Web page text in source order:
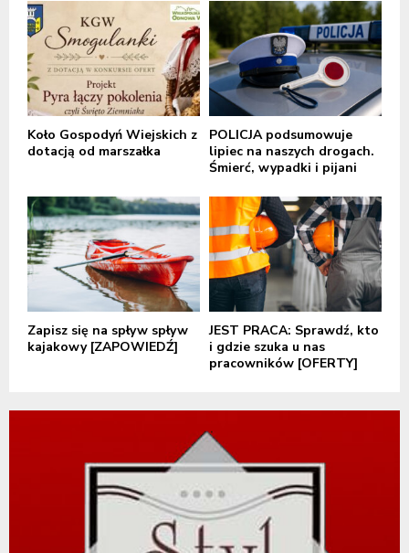
Koło Gospodyń Wiejskich z
dotacją od marszałka
POLICJA podsumowuje
lipiec na naszych drogach.
Śmierć, wypadki i pijani
Zapisz się na spływ spływ
kajakowy [ZAPOWIEDŹ]
JEST PRACA: Sprawdź, kto
i gdzie szuka u nas
pracowników [OFERTY]